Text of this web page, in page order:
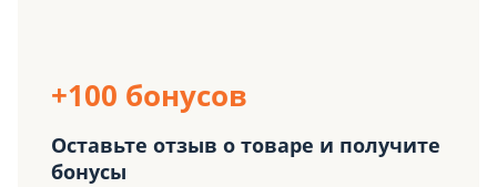
+100 бонусов
Оставьте отзыв о товаре и получите
бонусы